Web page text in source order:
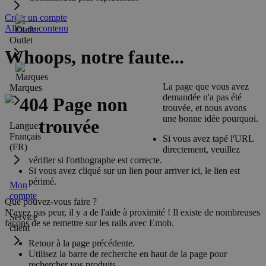
Outlet
Marques
Langue:
Français
(FR)
Mon
compte
Service
client
Créer un compte
Allez au contenu
Whoops, notre faute...
La page que vous avez
demandée n'a pas été
trouvée, et nous avons
une bonne idée pourquoi.
Si vous avez tapé l'URL
directement, veuillez
vérifier si l'orthographe est correcte.
Si vous avez cliqué sur un lien pour arriver ici, le lien est
périmé.
Que pouvez-vous faire ?
N'ayez pas peur, il y a de l'aide à proximité ! Il existe de nombreuses
façons de se remettre sur les rails avec Emob.
Retour à la page précédente.
Utilisez la barre de recherche en haut de la page pour